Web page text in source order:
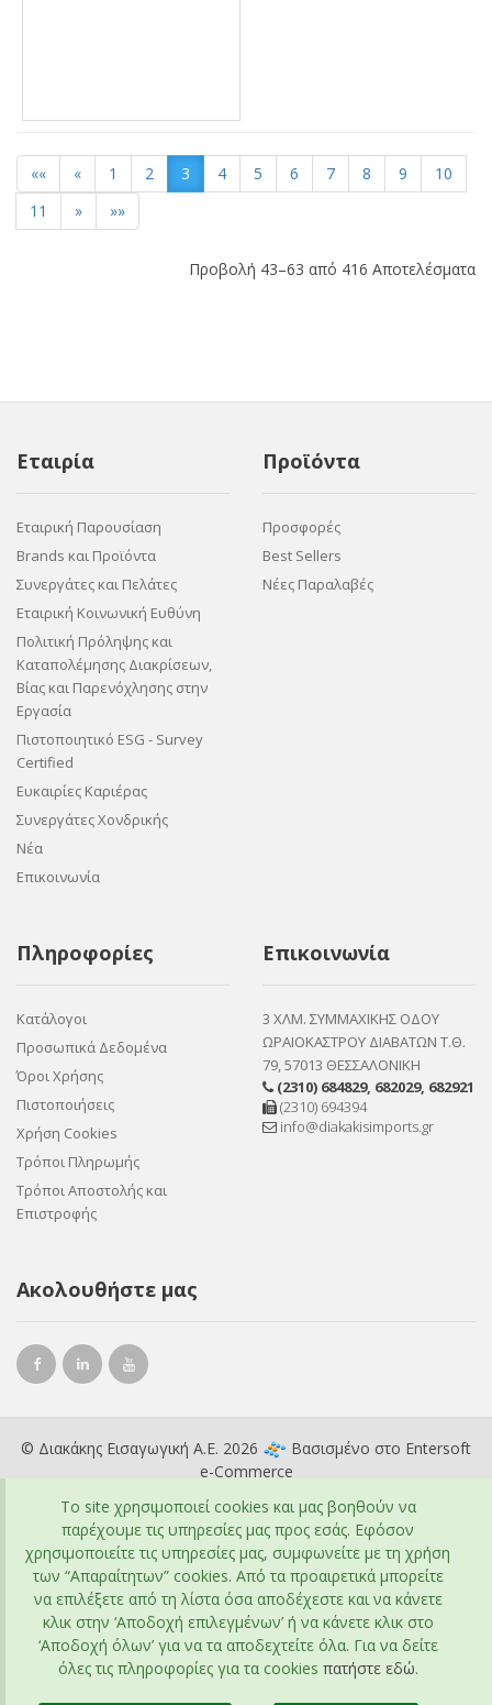
«« « 1 2 3 4 5 6 7 8 9
10
11
» »»
Προβολή 43–63 από 416 Αποτελέσματα
Εταιρία
Εταιρική Παρουσίαση
Brands και Προϊόντα
Συνεργάτες και Πελάτες
Εταιρική Κοινωνική Ευθύνη
Πολιτική Πρόληψης και
Καταπολέμησης Διακρίσεων,
Βίας και Παρενόχλησης στην
Εργασία
Πιστοποιητικό ESG - Survey
Certified
Ευκαιρίες Καριέρας
Συνεργάτες Χονδρικής
Νέα
Επικοινωνία
Προϊόντα
Προσφορές
Best Sellers
Νέες Παραλαβές
Πληροφορίες
Κατάλογοι
Προσωπικά Δεδομένα
Όροι Χρήσης
Πιστοποιήσεις
Χρήση Cookies
Τρόποι Πληρωμής
Τρόποι Αποστολής και
Επιστροφής
Επικοινωνία
3 ΧΛΜ. ΣΥΜΜΑΧΙΚΗΣ ΟΔΟΥ
ΩΡΑΙΟΚΑΣΤΡΟΥ ΔΙΑΒΑΤΩΝ Τ.Θ.
79, 57013 ΘΕΣΣΑΛΟΝΙΚΗ
(2310) 684829, 682029, 682921
(2310) 694394
info@diakakisimports.gr
Ακολουθήστε μας
© Διακάκης Εισαγωγική Α.Ε. 2026 Βασισμένο στο Entersoft
e-Commerce
To site χρησιμοποιεί cookies και μας βοηθούν να
παρέχουμε τις υπηρεσίες μας προς εσάς. Εφόσον
χρησιμοποιείτε τις υπηρεσίες μας, συμφωνείτε με τη χρήση
των “Απαραίτητων” cookies. Από τα προαιρετικά μπορείτε
να επιλέξετε από τη λίστα όσα αποδέχεστε και να κάνετε
κλικ στην ‘Αποδοχή επιλεγμένων’ ή να κάνετε κλικ στο
‘Αποδοχή όλων’ για να τα αποδεχτείτε όλα. Για να δείτε
όλες τις πληροφορίες για τα cookies πατήστε εδώ.